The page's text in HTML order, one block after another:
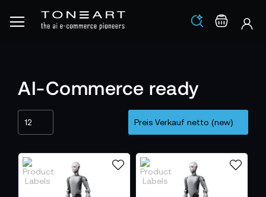
Los
AI-Commerce ready